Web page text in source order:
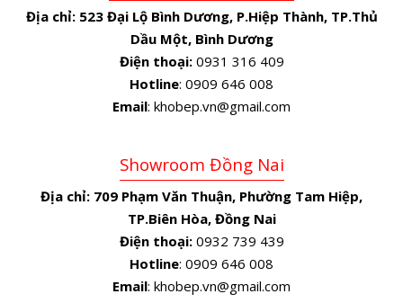
Địa chỉ: 523 Đại Lộ Bình Dương, P.Hiệp Thành, TP.Thủ
Dầu Một, Bình Dương
Điện thoại:0931 316 409
Hotline: 0909 646 008
Email: khobep.vn@gmail.com
Showroom Đồng Nai
Địa chỉ: 709 Phạm Văn Thuận, Phường Tam Hiệp,
TP.Biên Hòa, Đồng Nai
Điện thoại:0932 739 439
Hotline: 0909 646 008
Email: khobep.vn@gmail.com